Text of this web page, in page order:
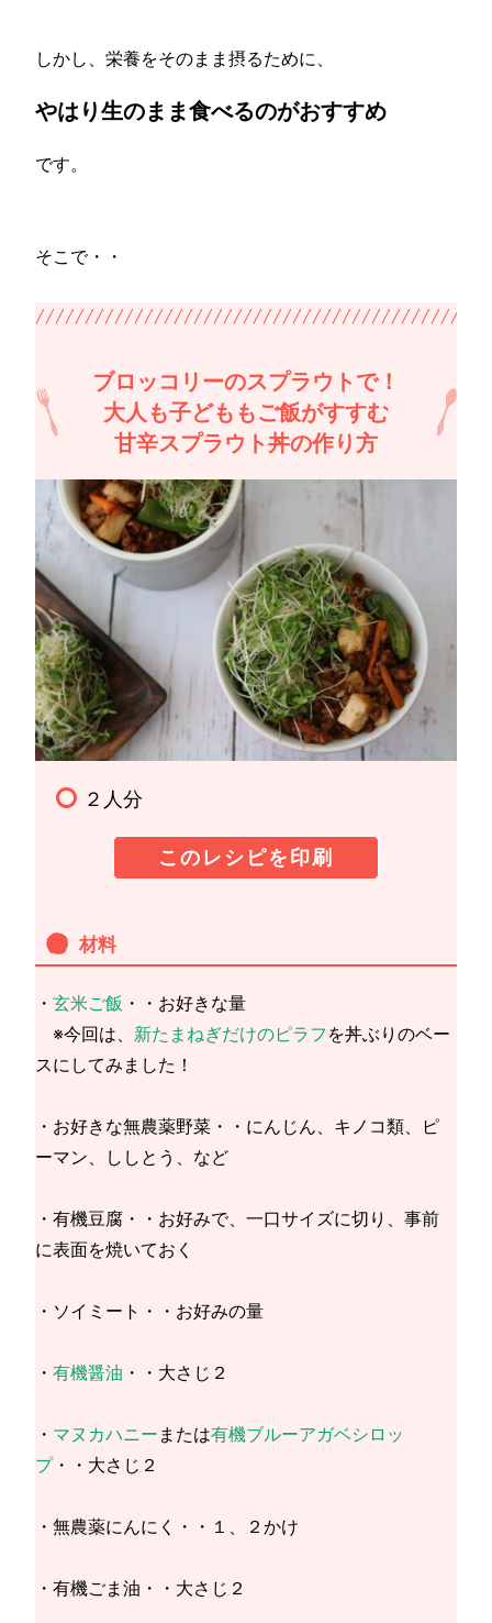
しかし、栄養をそのまま摂るために、
やはり生のまま食べるのがおすすめ
です。
そこで・・
ブロッコリーのスプラウトで！
大人も子どももご飯がすすむ
甘辛スプラウト丼の作り方
２人分
このレシピを印刷
材料
・玄米ご飯 ・・お好きな量
※今回は、 新たまねぎだけのピラフ を丼ぶりのベー
スにしてみました！
・お好きな無農薬野菜・・にんじん、キノコ類、ピ
ーマン、ししとう、など
・有機豆腐・・お好みで、一口サイズに切り、事前
に表面を焼いておく
・ソイミート・・お好みの量
・有機醤油 ・・大さじ２
・ マヌカハニー または有機ブルーアガベシロッ
プ・・大さじ２
・無農薬にんにく・・１、２かけ
・有機ごま油・・大さじ２